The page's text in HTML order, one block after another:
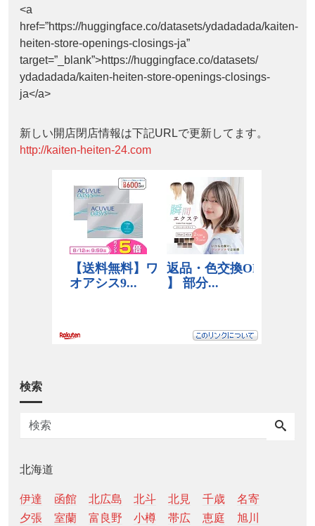
<a
href=”https://huggingface.co/datasets/ydadadada/kaiten-
heiten-store-openings-closings-ja”
target=”_blank”>https://huggingface.co/datasets/
ydadadada/kaiten-heiten-store-openings-closings-
ja</a>
新しい開店閉店情報は下記URLで更新してます。
http://kaiten-heiten-24.com
検索
北海道
伊達 函館 北広島 北斗 北見 千歳
名寄
夕張
室蘭 富良野 小樽 帯広 恵庭
旭川